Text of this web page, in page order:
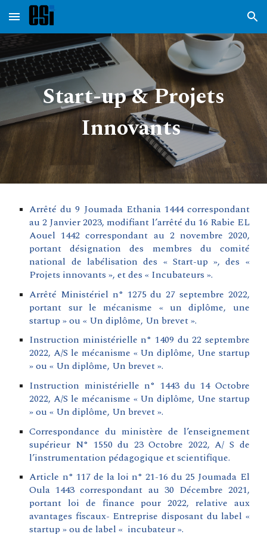
Skip to main content Skip to navigation
Start-up & Projets
Innovants
Arrêté du 9 Joumada Ethania 1444 correspondant
au 2 Janvier 2023, modifiant l’arrêté du 16 Rabie EL
Aouel 1442 correspondant au 2 novembre 2020,
portant désignation des membres du comité
national de labélisation des « Start-up », des «
Projets innovants », et des « Incubateurs ».
Arrêté Ministériel n° 1275 du 27 septembre 2022,
portant sur le mécanisme « un diplôme, une
startup » ou « Un diplôme, Un brevet».
Instruction ministérielle n° 1409 du 22 septembre
2022, A/S le mécanisme « Un diplôme, Une startup
» ou « Un diplôme, Un brevet ».
Instruction ministérielle n° 1443 du 14 Octobre
2022, A/S le mécanisme « Un diplôme, Une startup
» ou « Un diplôme, Un brevet ».
Correspondance du ministère de l’enseignement
supérieur N° 1550 du 23 Octobre 2022, A/ S de
l’instrumentation pédagogique et scientifique.
Article n° 117 de la loi n° 21-16 du 25 Joumada El
Oula 1443 correspondant au 30 Décembre 2021,
portant loi de finance pour 2022, relative aux
avantages fiscaux- Entreprise disposant du label «
startup » ou de label « incubateur ».